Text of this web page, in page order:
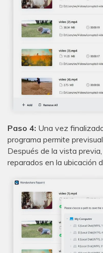
Paso 4: Una vez
programa permite
Después de la vista
reparados en la ubicación